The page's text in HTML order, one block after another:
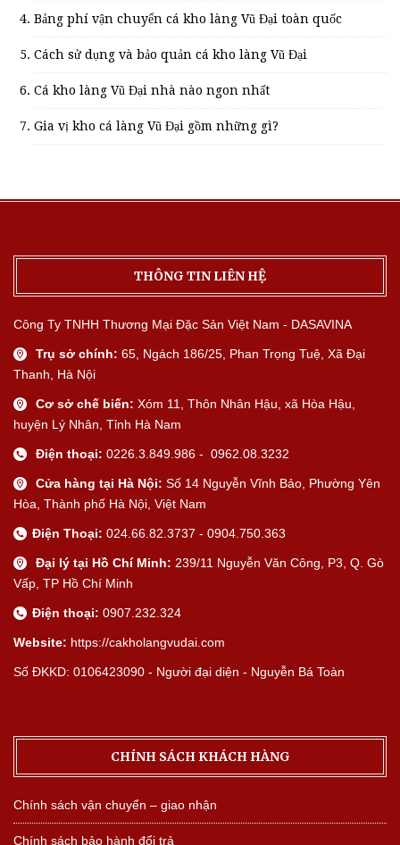
Bảng phí vận chuyển cá kho làng Vũ Đại toàn quốc
Cách sử dụng và bảo quản cá kho làng Vũ Đại
Cá kho làng Vũ Đại nhà nào ngon nhất
Gia vị kho cá làng Vũ Đại gồm những gì?
THÔNG TIN LIÊN HỆ
Công Ty TNHH Thương Mại Đặc Sản Việt Nam - DASAVINA
Trụ sở chính: 65, Ngách 186/25, Phan Trọng Tuệ, Xã Đại
Thanh, Hà Nội
Cơ sở chế biến: Xóm 11, Thôn Nhân Hậu, xã Hòa Hậu,
huyện Lý Nhân, Tỉnh Hà Nam
Điện thoại: 0226.3.849.986 - 0962.08.3232
Cửa hàng tại Hà Nội: Số 14 Nguyễn Vĩnh Bảo, Phường Yên
Hòa, Thành phố Hà Nội, Việt Nam
Điện Thoại: 024.66.82.3737 - 0904.750.363
Đại lý tại Hồ Chí Minh: 239/11 Nguyễn Văn Công, P3, Q. Gò
Vấp, TP Hồ Chí Minh
Điện thoại: 0907.232.324
Website: https://cakholangvudai.com
Số ĐKKD: 0106423090 - Người đại diện - Nguyễn Bá Toàn
CHÍNH SÁCH KHÁCH HÀNG
Chính sách vận chuyển – giao nhận
Chính sách bảo hành đổi trả